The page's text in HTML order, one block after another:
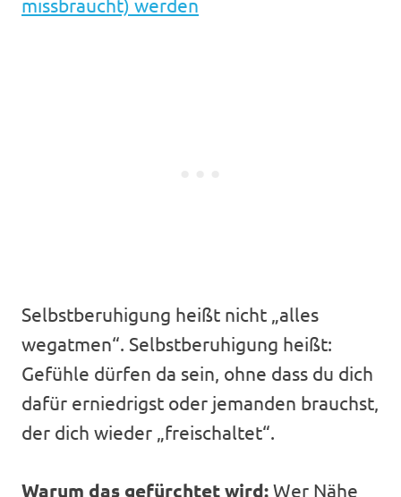
Selbstberuhigung heißt nicht „alles
wegatmen“. Selbstberuhigung heißt:
Gefühle dürfen da sein, ohne dass du dich
dafür erniedrigst oder jemanden brauchst,
der dich wieder „freischaltet“.
Warum das gefürchtet wird:Wer Nähe